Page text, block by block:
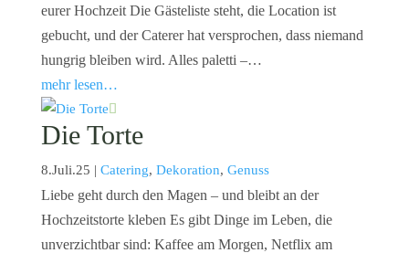
eurer Hochzeit Die Gästeliste steht, die Location ist
gebucht, und der Caterer hat versprochen, dass niemand
hungrig bleiben wird. Alles paletti –…
mehr lesen…
Die Torte
8.Juli.25 | Catering, Dekoration, Genuss
Liebe geht durch den Magen – und bleibt an der
Hochzeitstorte kleben Es gibt Dinge im Leben, die
unverzichtbar sind: Kaffee am Morgen, Netflix am